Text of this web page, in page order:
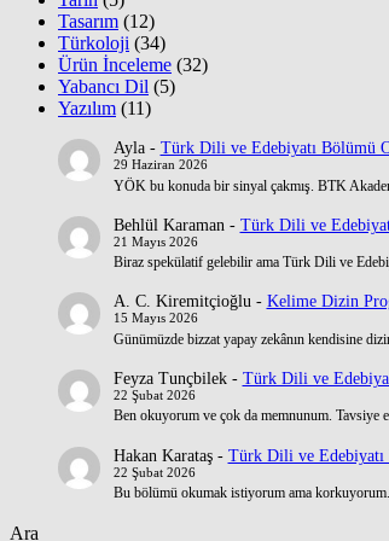
Tasarım (12)
Türkoloji (34)
Ürün İnceleme (32)
Yabancı Dil (5)
Yazılım (11)
Ayla- Türk Dili ve Edebiyatı Bölümü
29 Haziran 2026
YÖK bu konuda bir sinyal çakmış. BTK
Behlül Karaman - Türk Dili ve
21 Mayıs 2026
Biraz spekülatif gelebilir ama Türk Dili ve
A. C. Kiremitçioğlu- Kelime Dizin
15 Mayıs 2026
Günümüzde bizzat yapay zekânın kendisine
Feyza Tunçbilek- Türk Dili ve
22 Şubat 2026
Ben okuyorum ve çok da memnunum. Tavsiye
Hakan Karataş- Türk Dili ve Edebiyatı
22 Şubat 2026
Bu bölümü okumak istiyorum ama
Ara